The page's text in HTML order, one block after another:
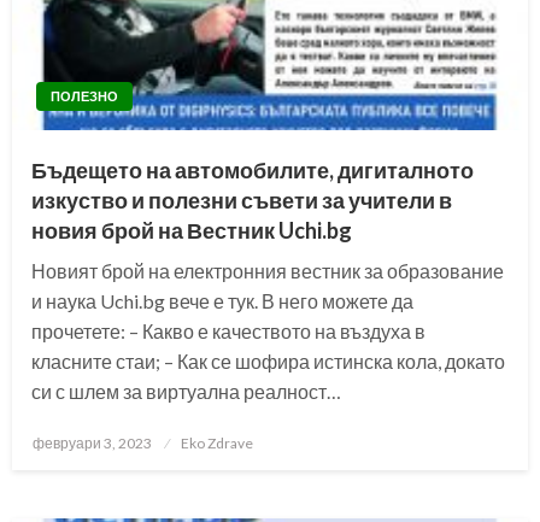
ПОЛЕЗНО
Бъдещето на автомобилите, дигиталното
изкуство и полезни съвети за учители в
новия брой на Вестник Uchi.bg
Новият брой на електронния вестник за образование
и наука Uchi.bg вече е тук. В него можете да
прочетете: – Какво е качеството на въздуха в
класните стаи; – Как се шофира истинска кола, докато
си с шлем за виртуална реалност…
Posted
февруари 3, 2023 Eko Zdrave